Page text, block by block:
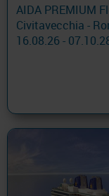
AIDA PREMIUM
Civitavecchia -
16.08.26 -